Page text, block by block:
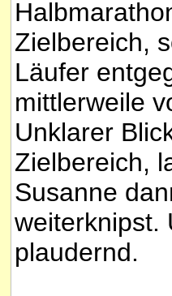
Zielbereich,
Läufer
mittlerweile
Unklarer
Zielbereich,
Susanne
weiterknipst.
plaudernd.